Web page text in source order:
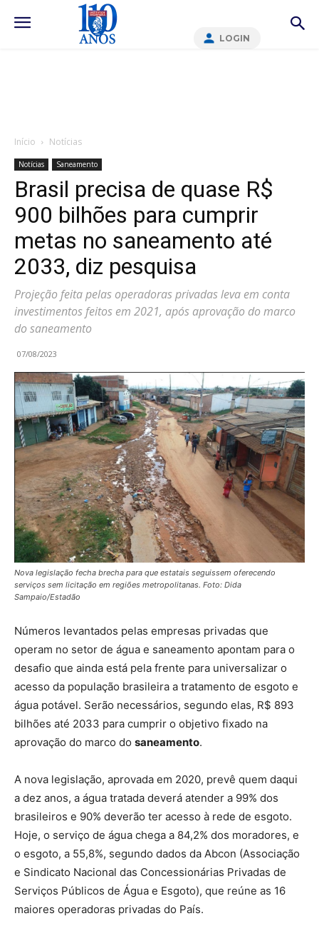
LOGIN
Início Notícias
Notícias Saneamento
Brasil precisa de quase R$
900 bilhões para cumprir
metas no saneamento até
2033, diz pesquisa
Projeção feita pelas operadoras privadas leva em conta
investimentos feitos em 2021, após aprovação do marco
do saneamento
07/08/2023
Nova legislação fecha brecha para que estatais seguissem oferecendo
serviços sem licitação em regiões metropolitanas. Foto: Dida
Sampaio/Estadão
Números levantados pelas empresas privadas que
operam no setor de água e saneamento apontam para o
desafio que ainda está pela frente para universalizar o
acesso da população brasileira a tratamento de esgoto e
água potável. Serão necessários, segundo elas, R$ 893
bilhões até 2033 para cumprir o objetivo fixado na
aprovação do marco do saneamento.
A nova legislação, aprovada em 2020, prevê quem daqui
a dez anos, a água tratada deverá atender a 99% dos
brasileiros e 90% deverão ter acesso à rede de esgoto.
Hoje, o serviço de água chega a 84,2% dos moradores, e
o esgoto, a 55,8%, segundo dados da Abcon (Associação
e Sindicato Nacional das Concessionárias Privadas de
Serviços Públicos de Água e Esgoto), que reúne as 16
maiores operadoras privadas do País.